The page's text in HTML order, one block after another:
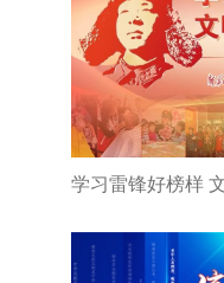
学习雷锋好榜样